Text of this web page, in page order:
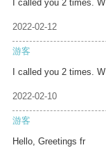
I called you 2 times. W
2022-02-12
游客
I called you 2 times. W
2022-02-10
游客
Hello, Greetings fr